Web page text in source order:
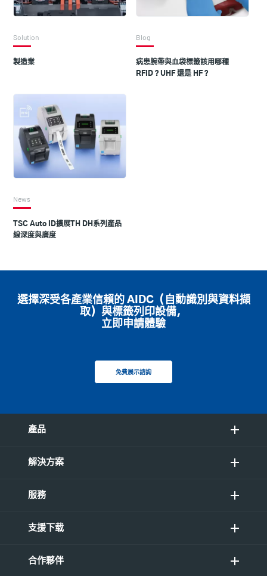
Solution
製造業
Blog
病患腕帶與血袋標籤該用哪種
RFID？UHF 還是 HF？
News
TSC Auto ID擴展TH DH系列產品
線深度與廣度
選擇深受各產業信賴的 AIDC（自動識別與資料擷
取）與標籤列印設備，
立即申請體驗
免費展示諮詢
產品
解決方案
服務
支援下载
合作夥伴